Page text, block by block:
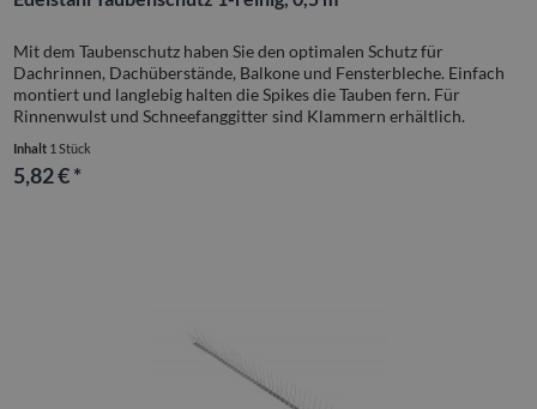
Mit dem Taubenschutz haben Sie den optimalen Schutz für
Dachrinnen, Dachüberstände, Balkone und Fensterbleche. Einfach
montiert und langlebig halten die Spikes die Tauben fern. Für
Rinnenwulst und Schneefanggitter sind Klammern erhältlich.
Inhalt 1 Stück
5,82 € *